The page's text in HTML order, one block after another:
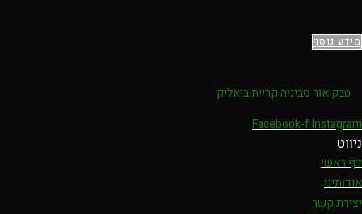
מידע נוסף
טבק אור סביניה קריית ביאליק
Facebook-fInstagram
ניווט
דף ראשי
אודותינו
יצירת קשר